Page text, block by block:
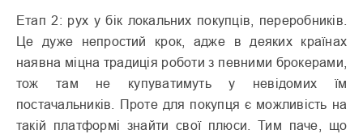
Етап 2: рух у бік локальних покупців, переробників.
Це дуже непрос­тий крок, адже в деяких країнах
наявна міцна традиція роботи з певними брокерами,
тож там не купуватимуть у невідомих їм
постачальників. Проте для покупця є можливість на
такій платформі знайти свої плюси. Тим паче, що